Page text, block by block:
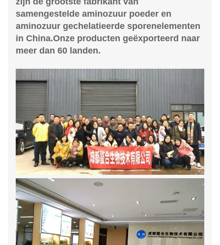
samengestelde aminozuur poeder en
aminozuur gechelatieerde sporenelementen
in China.Onze producten geëxporteerd naar
meer dan 60 landen.